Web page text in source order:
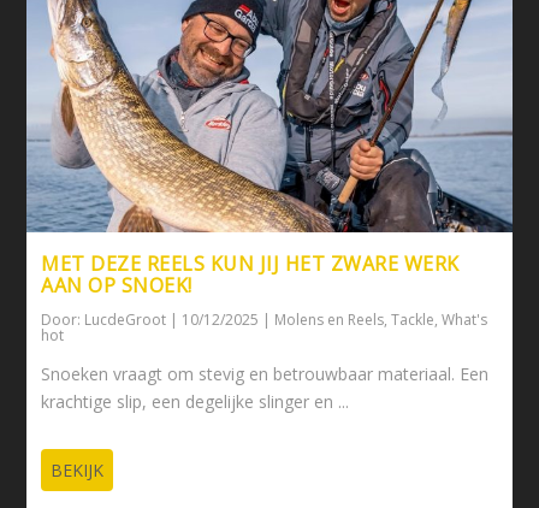
MET DEZE REELS KUN JIJ HET ZWARE WERK
AAN OP SNOEK!
Door: LucdeGroot | 10/12/2025 | Molens en Reels,Tackle,What's
hot
Snoeken vraagt om stevig en betrouwbaar materiaal. Een
krachtige slip, een degelijke slinger en ...
BEKIJK